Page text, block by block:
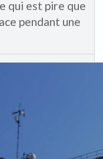
qui est pire que
pendant une